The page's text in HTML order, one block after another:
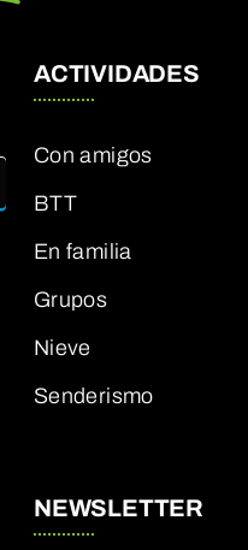
ACTIVIDADES
Con amigos
BTT
En familia
Grupos
Nieve
Senderismo
NEWSLETTER